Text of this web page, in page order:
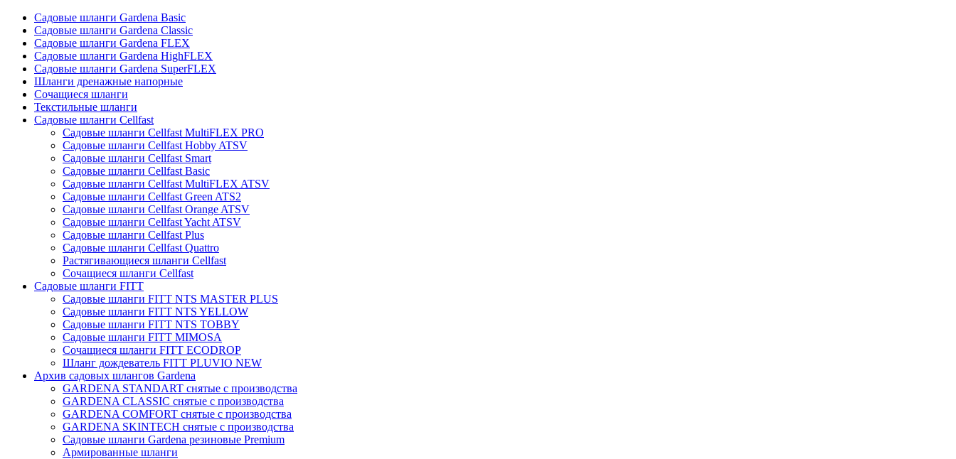
Садовые шланги Gardena Basic
Садовые шланги Gardena Classic
Садовые шланги Gardena FLEX
Садовые шланги Gardena HighFLEX
Садовые шланги Gardena SuperFLEX
Шланги дренажные напорные
Сочащиеся шланги
Текстильные шланги
Садовые шланги Cellfast
Садовые шланги Cellfast MultiFLEX PRO
Садовые шланги Cellfast Hobby ATSV
Садовые шланги Cellfast Smart
Садовые шланги Cellfast Basic
Садовые шланги Cellfast MultiFLEX ATSV
Садовые шланги Cellfast Green ATS2
Садовые шланги Cellfast Orange ATSV
Садовые шланги Cellfast Yacht ATSV
Садовые шланги Cellfast Plus
Садовые шланги Cellfast Quattro
Растягивающиеся шланги Cellfast
Сочащиеся шланги Cellfast
Садовые шланги FITT
Садовые шланги FITT NTS MASTER PLUS
Садовые шланги FITT NTS YELLOW
Садовые шланги FITT NTS TOBBY
Садовые шланги FITT MIMOSA
Сочащиеся шланги FITT ECODROP
Шланг дождеватель FITT PLUVIO NEW
Архив садовых шлангов Gardena
GARDENA STANDART снятые с производства
GARDENA CLASSIC снятые с производства
GARDENA COMFORT снятые с производства
GARDENA SKINTECH снятые с производства
Садовые шланги Gardena резиновые Premium
Армированные шланги